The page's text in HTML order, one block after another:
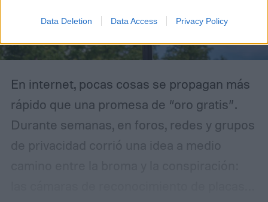
Data Deletion Data Access Privacy Policy
En internet, pocas cosas se propagan más
rápido que una promesa de “oro gratis”.
Durante semanas, en foros, redes y grupos
de privacidad corrió una idea a medio